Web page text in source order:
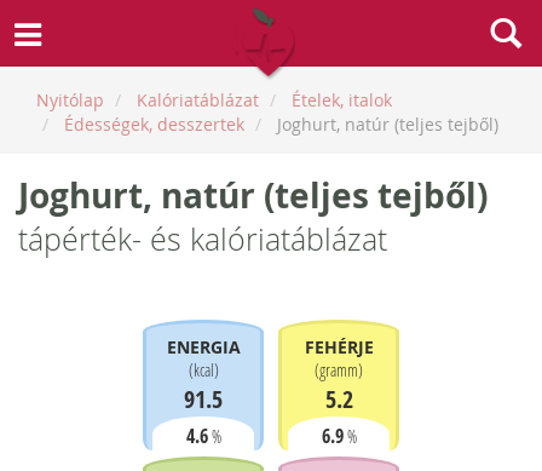
Nyitólap Kalóriatáblázat
Ételek, italok
Édességek, desszertek
Joghurt, natúr (teljes tejből)
Joghurt, natúr (teljes tejből)
tápérték- és kalóriatáblázat
ENERGIA
(kcal)
91.5
4.6%
FEHÉRJE
(gramm)
5.2
6.9%